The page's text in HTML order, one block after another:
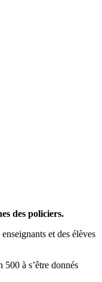
des policiers.
et des élèves
à s’être donnés